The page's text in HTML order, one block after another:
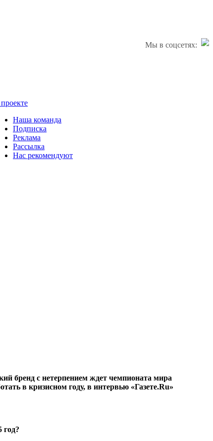
Мы в соцсетях:
Наша команда
Подписка
Реклама
Рассылка
Нас рекомендуют
бренд с нетерпением ждет чемпионата мира
в кризисном году, в интервью «Газете.Ru»
год?